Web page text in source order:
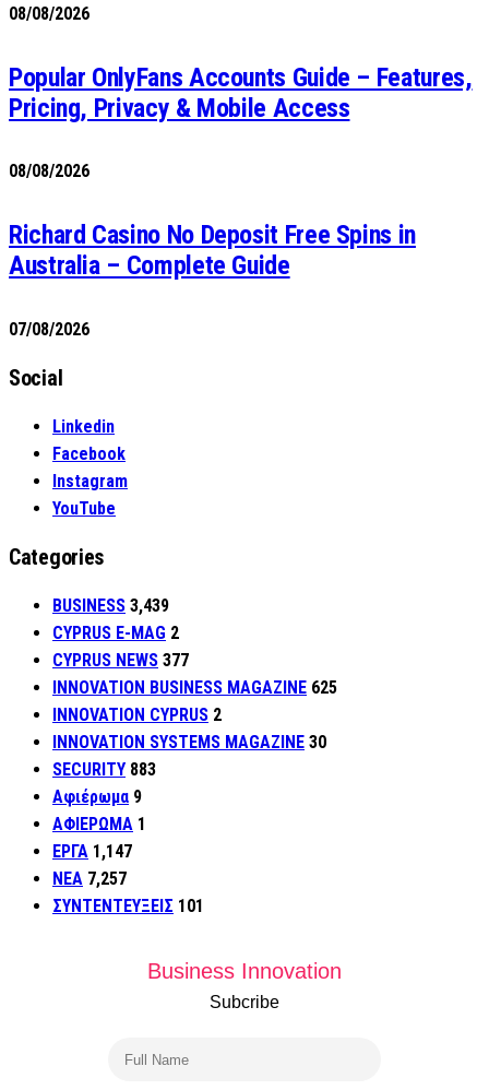
08/08/2026
Popular OnlyFans Accounts Guide – Features,
Pricing, Privacy & Mobile Access
08/08/2026
Richard Casino No Deposit Free Spins in
Australia – Complete Guide
07/08/2026
Social
Linkedin
Facebook
Instagram
YouTube
Categories
BUSINESS 3,439
CYPRUS E-MAG 2
CYPRUS NEWS 377
INNOVATION BUSINESS MAGAZINE 625
INNOVATION CYPRUS 2
INNOVATION SYSTEMS MAGAZINE 30
SECURITY 883
Αφιέρωμα 9
ΑΦΙΕΡΩΜΑ 1
ΕΡΓΑ 1,147
ΝΕΑ 7,257
ΣΥΝΤΕΝΤΕΥΞΕΙΣ 101
Business Innovation
Subcribe